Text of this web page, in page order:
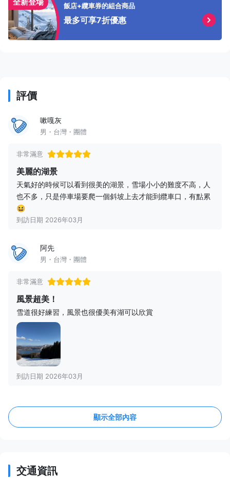
飯店+纜車券的組合商品
最多可享7折優惠
評價
嗽嘎灰
男・台灣・團體
非常滿意
美麗的湖景
天氣好的時候可以看到很美的湖景，雪場小小的難度不高，人
也不多，只是停車場要爬一個斜坡上去才能到纜車口，有點累
😆
到訪日期 2026年03月
阿先
男・台灣・團體
非常滿意
風景超美！
雪道很好練習，風景也很優美有湖可以欣賞
到訪日期 2026年03月
顯示全部內容
交通資訊